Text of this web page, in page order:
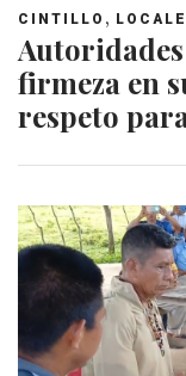
CINTILLO ,
firmeza en
respeto